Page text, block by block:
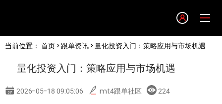
English
当前位置： 首页> 跟单资讯> 量化投资入门：策略应用与市场机遇
量化投资入门：策略应用与市场机遇
2026-05-18 09:05:06 mt4跟单社区 224